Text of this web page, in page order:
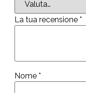
La tua recensione *
Nome *